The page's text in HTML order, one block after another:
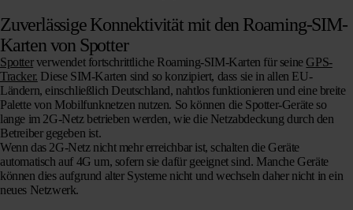
Zuverlässige Konnektivität mit den Roaming-SIM-
Karten von Spotter
Spotterverwendet fortschrittliche Roaming-SIM-Karten für seine GPS-
Tracker. Diese SIM-Karten sind so konzipiert, dass sie in allen EU-
Ländern, einschließlich Deutschland, nahtlos funktionieren und eine breite
Palette von Mobilfunknetzen nutzen. So können die Spotter-Geräte so
lange im 2G-Netz betrieben werden, wie die Netzabdeckung durch den
Betreiber gegeben ist.
Wenn das 2G-Netz nicht mehr erreichbar ist, schalten die Geräte
automatisch auf 4G um, sofern sie dafür geeignet sind. Manche Geräte
können dies aufgrund alter Systeme nicht und wechseln daher nicht in ein
neues Netzwerk.